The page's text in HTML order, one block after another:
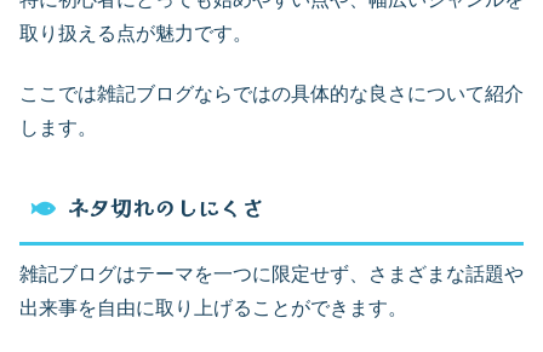
取り扱える点が魅力です。
ここでは雑記ブログならではの具体的な良さについて紹介
します。
ネタ切れのしにくさ
雑記ブログはテーマを一つに限定せず、さまざまな話題や
出来事を自由に取り上げることができます。